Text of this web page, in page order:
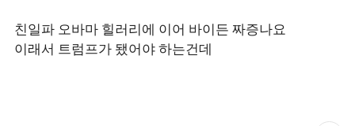
친일파 오바마 힐러리에 이어 바이든 짜증나요
이래서 트럼프가 됐어야 하는건데